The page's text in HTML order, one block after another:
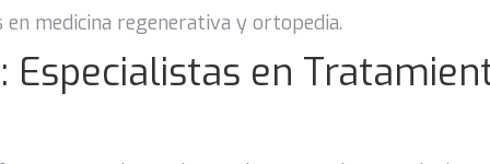
medicina regenerativa y ortopedia.
Especialistas en